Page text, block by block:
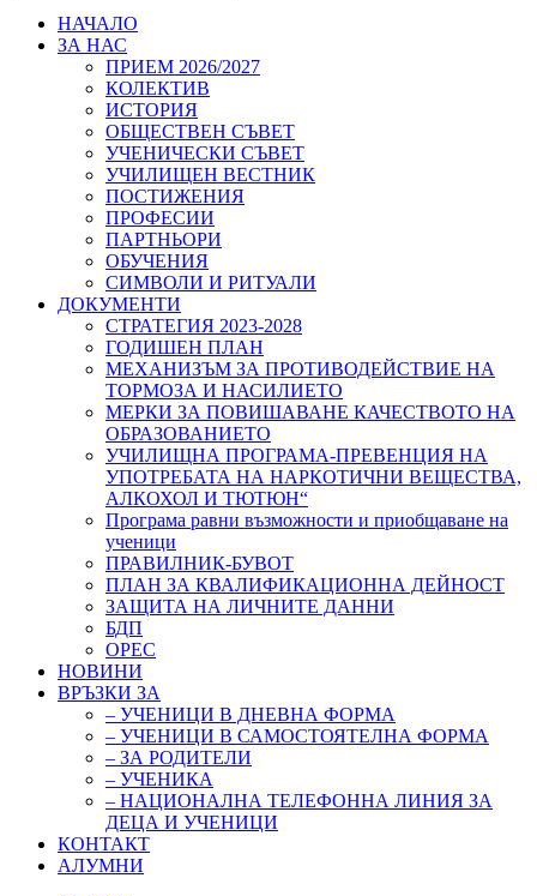
НАЧАЛО
ЗА НАС
ПРИЕМ 2026/2027
КОЛЕКТИВ
ИСТОРИЯ
ОБЩЕСТВЕН СЪВЕТ
УЧЕНИЧЕСКИ СЪВЕТ
УЧИЛИЩЕН ВЕСТНИК
ПОСТИЖЕНИЯ
ПРОФЕСИИ
ПАРТНЬОРИ
ОБУЧЕНИЯ
СИМВОЛИ И РИТУАЛИ
ДОКУМЕНТИ
СТРАТЕГИЯ 2023-2028
ГОДИШЕН ПЛАН
МЕХАНИЗЪМ ЗА ПРОТИВОДЕЙСТВИЕ НА
ТОРМОЗА И НАСИЛИЕТО
МЕРКИ ЗА ПОВИШАВАНЕ КАЧЕСТВОТО НА
ОБРАЗОВАНИЕТО
УЧИЛИЩНА ПРОГРАМА-ПРЕВЕНЦИЯ НА
УПОТРЕБАТА НА НАРКОТИЧНИ ВЕЩЕСТВА,
АЛКОХОЛ И ТЮТЮН“
Програма равни възможности и приобщаване на
ученици
ПРАВИЛНИК-БУВОТ
ПЛАН ЗА КВАЛИФИКАЦИОННА ДЕЙНОСТ
ЗАЩИТА НА ЛИЧНИТЕ ДАННИ
БДП
ОРЕС
НОВИНИ
ВРЪЗКИ ЗА
– УЧЕНИЦИ В ДНЕВНА ФОРМА
– УЧЕНИЦИ В САМОСТОЯТЕЛНА ФОРМА
– ЗА РОДИТЕЛИ
– УЧЕНИКА
– НАЦИОНАЛНА ТЕЛЕФОННА ЛИНИЯ ЗА
ДЕЦА И УЧЕНИЦИ
КОНТАКТ
АЛУМНИ